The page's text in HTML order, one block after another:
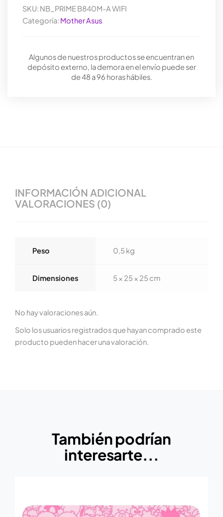
SKU: NB_PRIME B840M-A WIFI
Categoría: Mother Asus
Algunos de nuestros productos se encuentran en
depósito externo, la demora en el envío puede ser
de 48 a 96 horas hábiles.
INFORMACIÓN ADICIONAL
VALORACIONES (0)
Peso 0,5 kg
Dimensiones 5 × 25 × 25 cm
No hay valoraciones aún.
Solo los usuarios registrados que hayan comprado este
producto pueden hacer una valoración.
También podrían
interesarte...